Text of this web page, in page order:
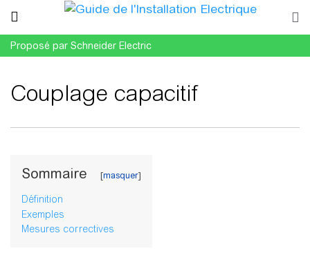
Proposé par Schneider Electric
Couplage capacitif
Sommaire
Définition
Exemples
Mesures correctives